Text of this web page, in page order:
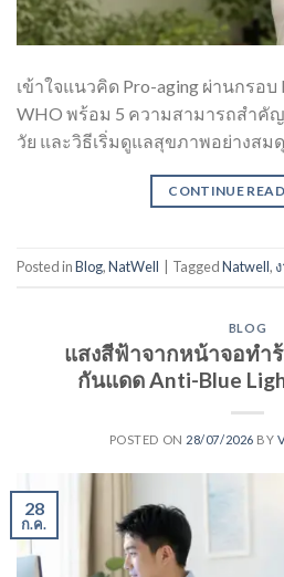
เข้าใจแนวคิด Pro-aging ผ่านกรอบ
WHO พร้อม 5 ความสามารถสำคั
วัย และวิธีเริ่มดูแลสุขภาพอย่างสม
CONTINUE
Posted inBlog,NatWell TaggedNatwell,
BLOG
แสงสีฟ้าจากหน้าจอทำร้
กันแดด Anti-Blue
POSTED ON 28/07/2026 BY
28
ก.ค.